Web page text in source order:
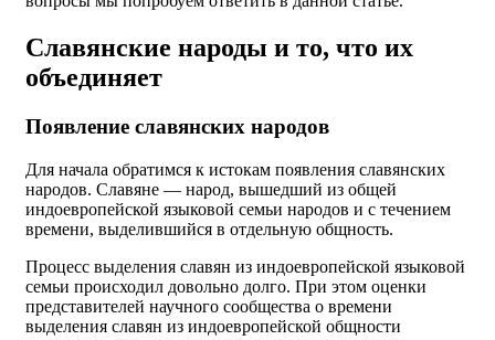
Славянские народы и то, что их
объединяет
Появление славянских народов
Для начала обратимся к истокам появления славянских
народов. Славяне — народ, вышедший из общей
индоевропейской языковой семьи народов и с течением
времени, выделившийся в отдельную общность.
Процесс выделения славян из индоевропейской языковой
семьи происходил довольно долго. При этом оценки
представителей научного сообщества о времени
выделения славян из индоевропейской общности